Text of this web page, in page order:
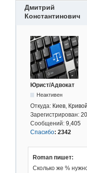
Дмитрий
Константинович
Юрист/Адвокат
Неактивен
Откуда: Киев,
Зарегистрирован:
Сообщений: 9,405
Спасибо: 2342
Roman пишет:
Сколько же %